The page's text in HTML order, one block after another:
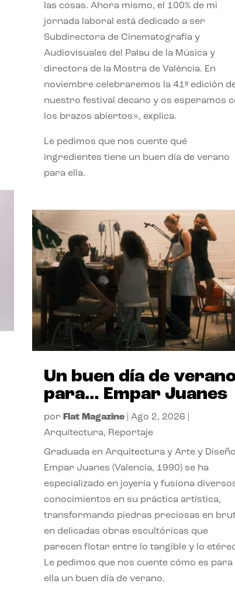
las cosas. Ahora mismo, el 100% de mi
jornada laboral está dedicado a ser
Subdirectora de Cinematografía y
Audiovisuales del Palau de la Música y
directora de la Mostra de València. En
noviembre celebraremos la 41ª edición
nuestro festival decano y os esperamos
los brazos abiertos», explica.
Le pedimos que nos cuente qué
ingredientes tiene un buen día de verano
para ella.
Un buen día de
para… Empar Juanes
por Flat Magazine| Ago 2, 2026
Arquitectura, Reportaje
Graduada en Arquitectura y Arte y
Empar Juanes (Valencia, 1990) se ha
especializado en joyería y fusiona
conocimientos en su práctica artística,
transformando piedras preciosas en
en delicadas obras escultóricas que
parecen flotar entre lo tangible y lo
Le pedimos que nos cuente cómo es para
ella un buen día de verano.